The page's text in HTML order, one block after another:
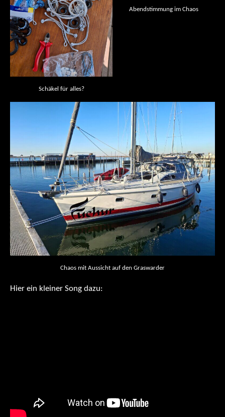
Schäkel für alles?
Abendstimmung im Chaos
Chaos mit Aussicht auf den Graswarder
Hier ein kleiner Song dazu: